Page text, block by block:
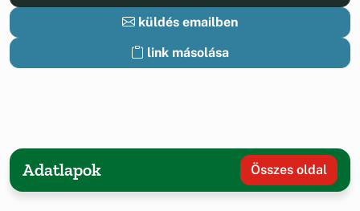
küldés emailben
link másolása
Adatlapok Összes oldal